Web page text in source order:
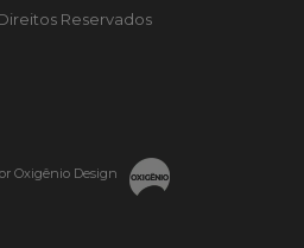
Reservados
Oxigênio Design